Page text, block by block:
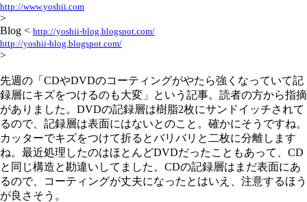
http://www.yoshii.com
>
Blog < http://yoshii-blog.blogspot.com/
http://yoshii-blog.blogspot.com/
>
先週の「CDやDVDのコーティングがやたら強くなっていて記
録層にキズをつけるのも大変」という記事。読者の方から指摘
がありました。DVDの記録層は樹脂2枚にサンドイッチされて
るので、記録層は表面にはないとのこと。確かにそうですね。
カッターでキズをつけて折るとバリバリと二枚に分離します
ね。最近処理したのはほとんどDVDだったこともあって、CD
と同じ構造と勘違いしてました。CDの記録層はまだ表面にあ
るので、コーティングが丈夫になったとはいえ、注意するほう
が良さそう。